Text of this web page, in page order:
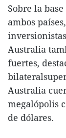
Sobre la
ambos
Australia
fuertes,
Australia
megalópolis
de dólares.